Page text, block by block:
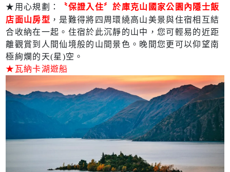
★用心規劃：
〝保證入住〞於庫克山國家公園內隱士飯
店面山房型 ，是難得將四周環繞高山美景與住宿相互結
合收納在一起。住宿於此沉靜的山中，您可輕易的近距
離觀賞到人間仙境般的山間景色。晚間您更可以仰望南
極絢爛的天(星)空。
★瓦納卡湖遊船